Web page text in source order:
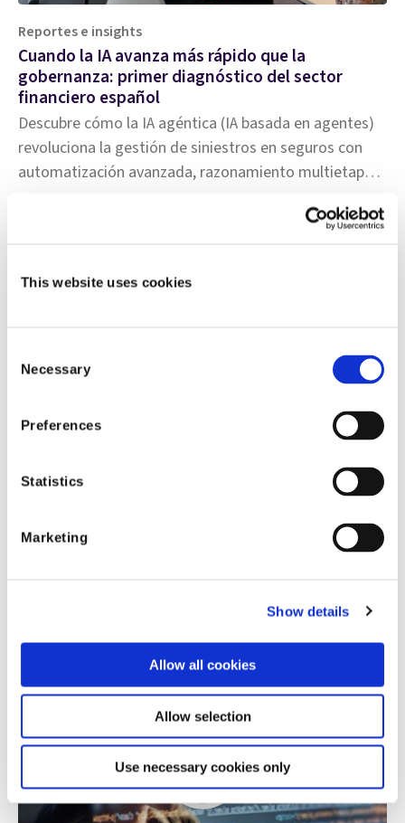
This website uses cookies
Selection
Necessary
Preferences
Statistics
Marketing
Show details
Allow all cookies
Allow selection
Use necessary cookies only
Reportes e insights
Cuando la IA avanza más rápido que la
gobernanza: primer diagnóstico del sector
financiero español
Descubre cómo la IA agéntica (IA basada en agentes)
revoluciona la gestión de siniestros en seguros con
automatización avanzada, razonamiento multietapa y
esta entrega de Cuatro preguntas con Eric Sibony.
Reportes e insights
Cuatro preguntas con Jeremy Jawish: ¿Por qué
Descubre cómo la IA agéntica transforma la industria